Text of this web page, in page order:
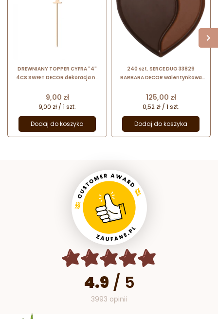
DREWNIANY TOPPER CYFRA "4"
4CS SWEET DECOR dekoracja na
Cena
9,00 zł
9,00 zł / 1 szt.
Dodaj do koszyka
240 szt. SERCE DUO 33829
BARBARA DECOR walentynkowa
czekolady dł. 34 mm
Cena
125,00 zł
0,52 zł / 1 szt.
Dodaj do koszyka
4.9 / 5
3993 opinii